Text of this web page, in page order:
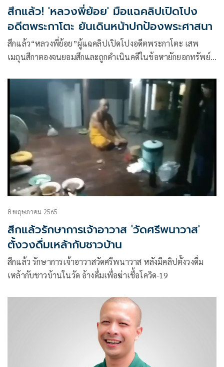
สึกแล้ว! 'หลวงพี่ย้อย' มือแฉคลิปเปิดโปง
อดีตพระกาโตะ ยันเดินหน้าปกป้องพระศาสนา
สึกแล้ว“หลวงพี่ย้อย”ผู้แฉคลิปเปิดโปงอดีตพระกาโตะ เสพ
เมถุนสีกาตองจนยอมสึกและถูกดำเนินคดีในข้อหายักยอกทรัพย์
8 พฤษภาคม 2565
สึกแล้วรักษาการเจ้าอาวาส 'วัดศรีพนาวาส'
ตั้งวงดื่มเหล้ากับชาวบ้าน
สึกแล้ว รักษาการเจ้าอาวาสวัดศรีพนาวาส หลังมีคลิปตั้งวงดื่ม
เหล้ากับชาวบ้านในวัด อ้างดื่มเพื่อฆ่าเชื้อโควิด-19